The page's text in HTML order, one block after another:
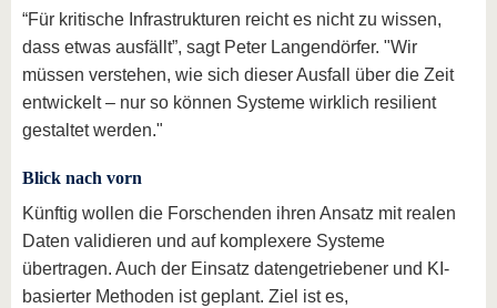
“Für kritische Infrastrukturen reicht es nicht zu wissen,
dass etwas ausfällt”, sagt Peter Langendörfer. "Wir
müssen verstehen, wie sich dieser Ausfall über die Zeit
entwickelt – nur so können Systeme wirklich resilient
gestaltet werden."
Blick nach vorn
Künftig wollen die Forschenden ihren Ansatz mit realen
Daten validieren und auf komplexere Systeme
übertragen. Auch der Einsatz datengetriebener und KI-
basierter Methoden ist geplant. Ziel ist es,